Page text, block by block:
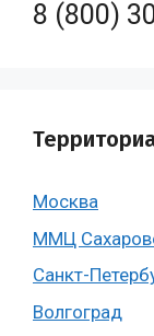
8 (800)
Москва
ММЦ
Санкт-
Волгоград